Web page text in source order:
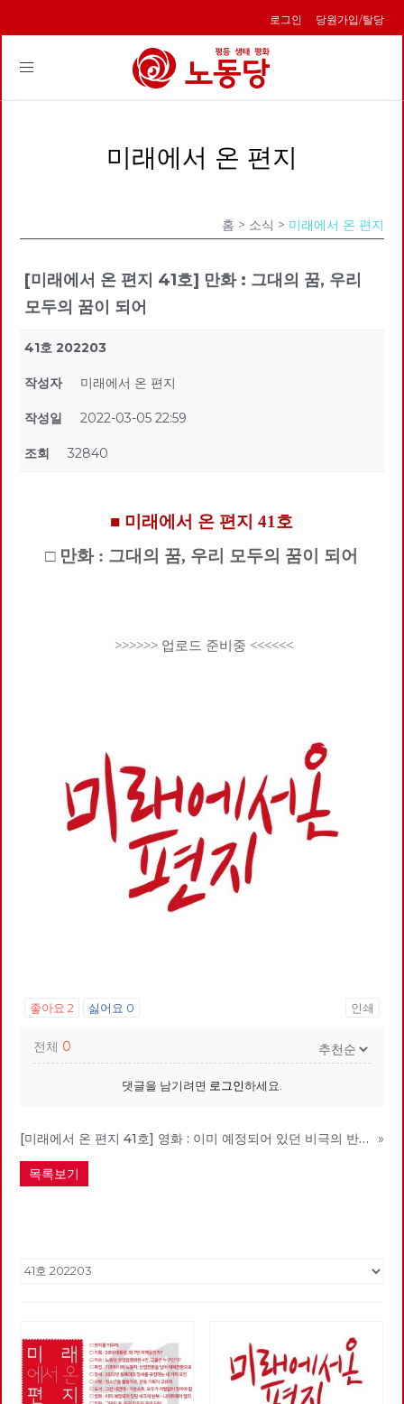
로그인 당원가입/탈당
Toggle
미래에서 온 편지
홈 > 소식 > 미래에서 온 편지
[미래에서 온 편지 41호] 만화 : 그대의 꿈, 우리
모두의 꿈이 되어
41호 202203
작성자 미래에서 온 편지
작성일 2022-03-05 22:59
조회 32840
■ 미래에서 온 편지 41호
□ 만화 : 그대의 꿈, 우리 모두의 꿈이 되어
>>>>>> 업로드 준비중 <<<<<<
좋아요 2 싫어요 0 인쇄
전체 0
댓글을 남기려면 로그인하세요.
[미래에서 온 편지 41호] 영화 : 이미 예정되어 있던 비극의 반복 – 나이트메어 앨리 »
목록보기